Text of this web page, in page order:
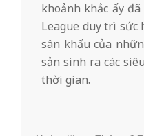
khoảnh khắc ấy
League duy trì
sân khấu của
sản sinh ra các
thời gian.